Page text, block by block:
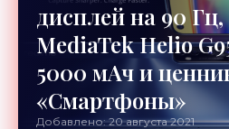
дисплей на 90
MediaTek Helio
5000 мАч и
«Смартфоны»
Добавлено: 20 августа 2021